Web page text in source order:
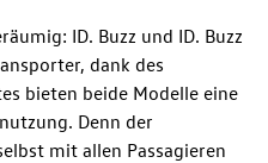
ID. Buzz und ID. Buzz
dank des
bieten beide Modelle eine
Denn der
mit allen Passagieren